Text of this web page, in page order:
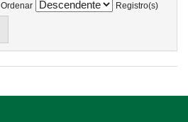
Ordenar
Registro(s)